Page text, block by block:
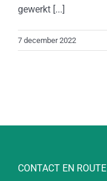
gewerkt [...]
7 december 2022
CONTACT EN ROUTE